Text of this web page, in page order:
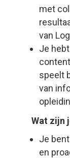
met
van
Je
speelt
van
Wat zijn
Je
en